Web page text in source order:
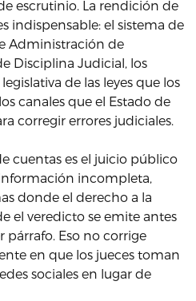
escrutinio. La rendición de
indispensable: el sistema de
Administración de
Disciplina Judicial, los
de las leyes que los
canales que el Estado de
corregir errores judiciales.
cuentas es el juicio público
incompleta,
donde el derecho a la
el veredicto se emite antes
Eso no corrige
en que los jueces toman
sociales en lugar de